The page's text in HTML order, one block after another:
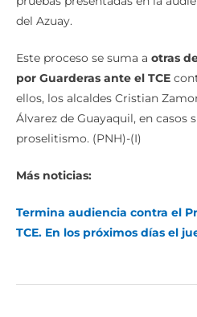
del Azuay.
Este proceso se suma a otras
por Guarderas ante el TCE
ellos, los alcaldes Cristian
Álvarez de Guayaquil, en casos
proselitismo. (PNH)-(I)
Más noticias:
Termina audiencia contra el
TCE. En los próximos días el